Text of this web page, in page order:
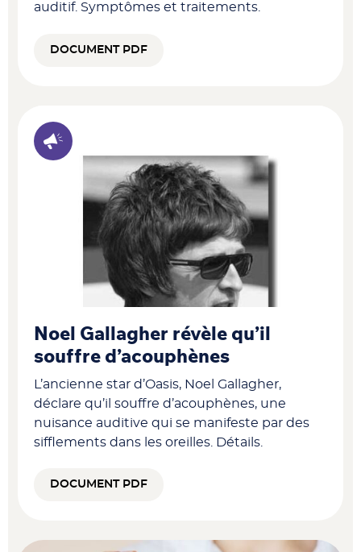
auditif. Symptômes et traitements.
DOCUMENT PDF
Noel Gallagher révèle qu’il
souffre d’acouphènes
L’ancienne star d’Oasis, Noel Gallagher,
déclare qu’il souffre d’acouphènes, une
nuisance auditive qui se manifeste par des
sifflements dans les oreilles. Détails.
DOCUMENT PDF